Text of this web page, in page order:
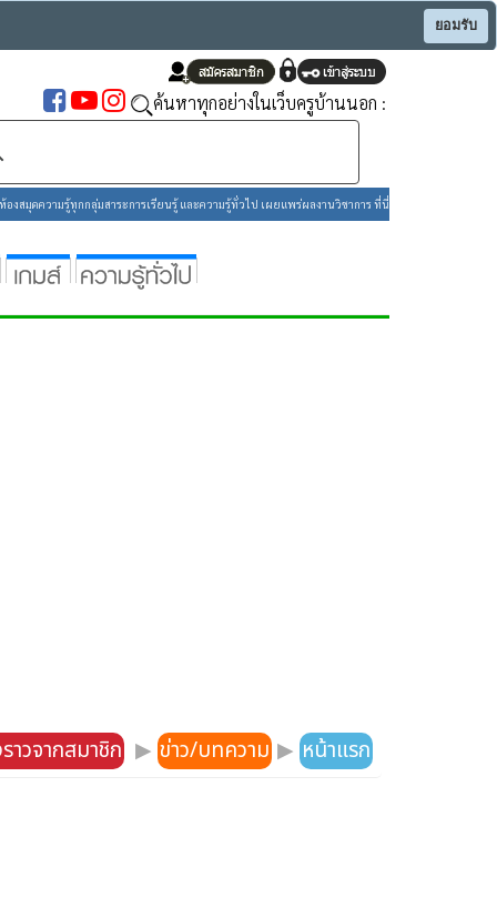
ยอมรับ
ค้นหาทุกอย่างในเว็บครูบ้านนอก :
งสมุดความรู้ทุกกลุ่มสาระการเรียนรู้ และความรู้ทั่วไป เผยแพร่ผลงานวิชาการ ที่นี่
าวจากสมาชิก ▶ ข่าว/บทความ ▶ หน้าแรก